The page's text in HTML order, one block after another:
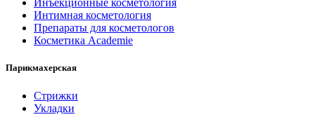
Инъекционные косметология
Интимная косметология
Препараты для косметологов
Косметика Academie
Парикмахерская
Стрижки
Укладки